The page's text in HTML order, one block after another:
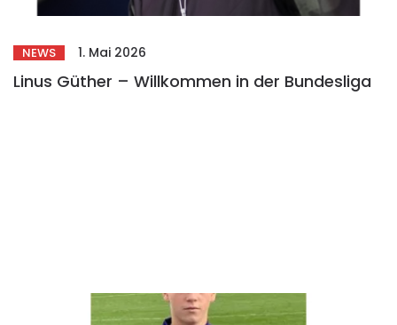
NEWS 1. Mai 2026
Linus Güther – Willkommen in der Bundesliga